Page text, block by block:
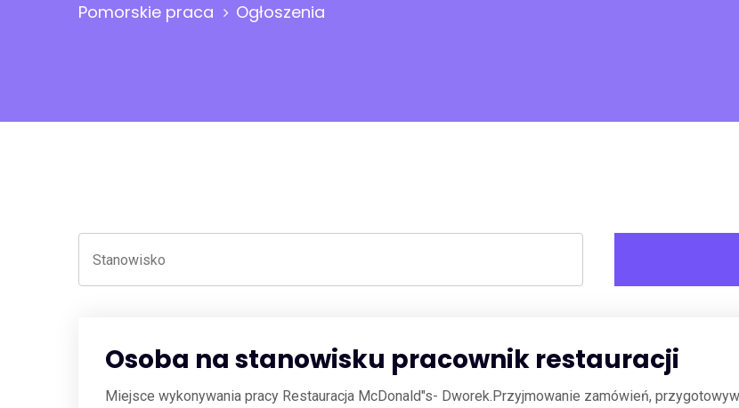
Pomorskie praca Ogłoszenia
Osoba na stanowisku pracownik restauracji
Miejsce wykonywania pracy Restauracja McDonald"s- Dworek.Przyjmowanie zamówień,